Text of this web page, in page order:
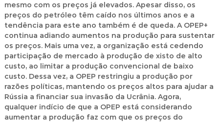
mesmo com os preços já elevados. Apesar disso, os
preços do petróleo têm caído nos últimos anos e a
tendência para este ano também é de queda. A OPEP+
continua adiando aumentos na produção para sustentar
os preços. Mais uma vez, a organização está cedendo
participação de mercado à produção de xisto de alto
custo, ao limitar a produção convencional de baixo
custo. Dessa vez, a OPEP restringiu a produção por
razões políticas, mantendo os preços altos para ajudar a
Rússia a financiar sua invasão da Ucrânia. Agora,
qualquer indício de que a OPEP está considerando
aumentar a produção faz com que os preços do